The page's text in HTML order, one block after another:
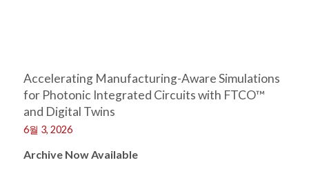
Accelerating Manufacturing-Aware Simulations
for Photonic Integrated Circuits with FTCO™
and Digital Twins
6월 3, 2026
Archive Now Available